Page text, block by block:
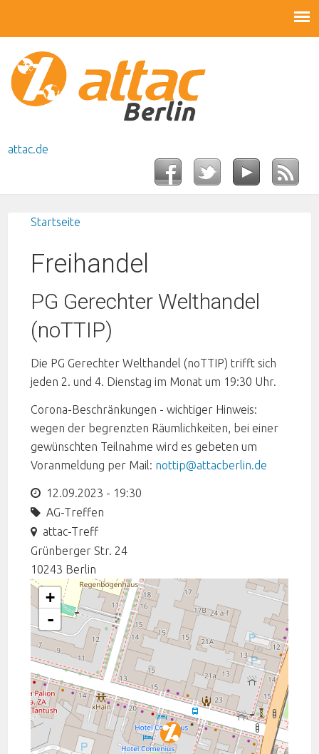
attac.de
Startseite
Freihandel
PG Gerechter Welthandel
(noTTIP)
Die PG Gerechter Welthandel (noTTIP) trifft sich
jeden 2. und 4. Dienstag im Monat um 19:30 Uhr.
Corona-Beschränkungen - wichtiger Hinweis:
wegen der begrenzten Räumlichkeiten, bei einer
gewünschten Teilnahme wird es gebeten um
Voranmeldung per Mail: nottip@attacberlin.de
12.09.2023 - 19:30
AG-Treffen
attac-Treff
Grünberger Str. 24
10243 Berlin
+
-